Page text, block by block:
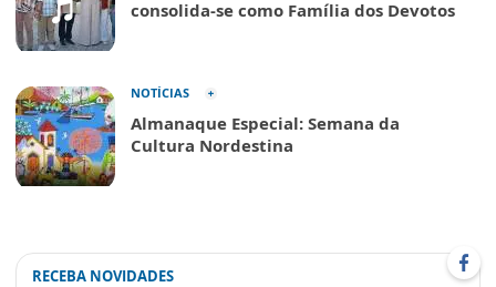
consolida-se como Família dos Devotos
NOTÍCIAS
Almanaque Especial: Semana da
Cultura Nordestina
RECEBA NOVIDADES